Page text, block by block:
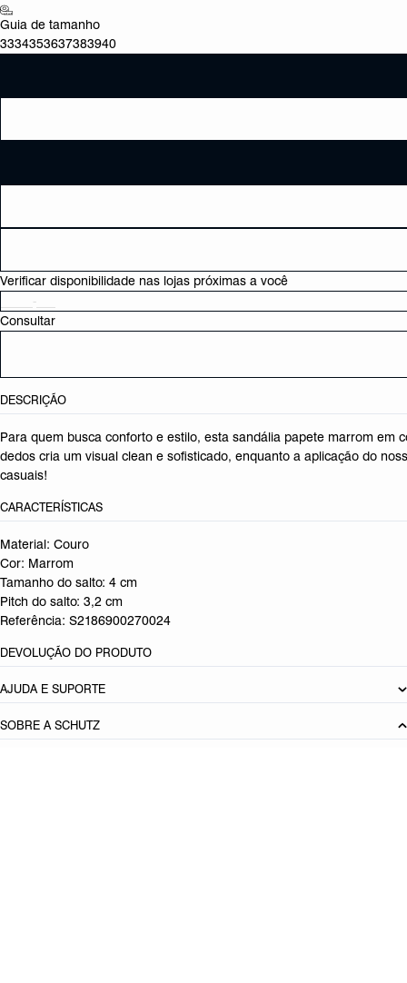
Guia de tamanho
3334353637383940
Verificar disponibilidade nas lojas próximas a você
Consultar
DESCRIÇÃO
Para quem busca conforto e estilo, esta sandália papete marrom
dedos cria um visual clean e sofisticado, enquanto a aplicação do
casuais!
CARACTERÍSTICAS
Material: Couro
Cor: Marrom
Tamanho do salto: 4 cm
Pitch do salto: 3,2 cm
Referência: S2186900270024
DEVOLUÇÃO DO PRODUTO
AJUDA E SUPORTE
SOBRE A SCHUTZ